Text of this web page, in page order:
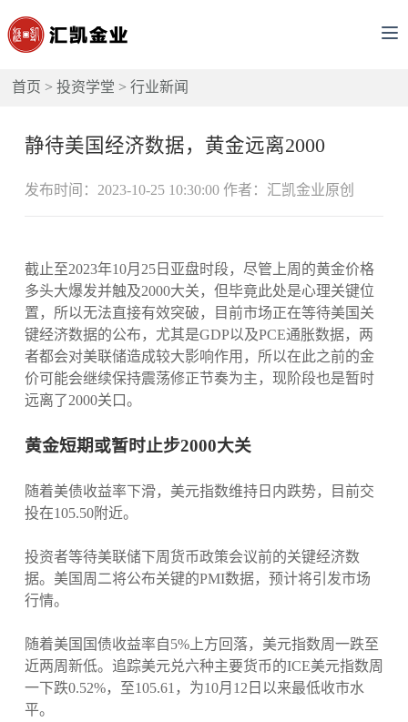
首页 >投资学堂 >行业新闻
静待美国经济数据，黄金远离2000
发布时间：2023-10-25 10:30:00 作者：汇凯金业原创
截止至2023年10月25日亚盘时段，尽管上周的黄金价格
多头大爆发并触及2000大关，但毕竟此处是心理关键位
置，所以无法直接有效突破，目前市场正在等待美国关
键经济数据的公布，尤其是GDP以及PCE通胀数据，两
者都会对美联储造成较大影响作用，所以在此之前的金
价可能会继续保持震荡修正节奏为主，现阶段也是暂时
远离了2000关口。
黄金短期或暂时止步2000大关
随着美债收益率下滑，美元指数维持日内跌势，目前交
投在105.50附近。
投资者等待美联储下周货币政策会议前的关键经济数
据。美国周二将公布关键的PMI数据，预计将引发市场
行情。
随着美国国债收益率自5%上方回落，美元指数周一跌至
近两周新低。追踪美元兑六种主要货币的ICE美元指数周
一下跌0.52%，至105.61，为10月12日以来最低收市水
平。